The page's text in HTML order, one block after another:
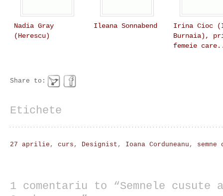
Nadia Gray
(Herescu)
Ileana Sonnabend
Irina Cioc
Burnaia),
femeie
Share to:
Etichete
27 aprilie , curs , Designist , Ioana Corduneanu , semne
1 comentariu to “Semnele cusute